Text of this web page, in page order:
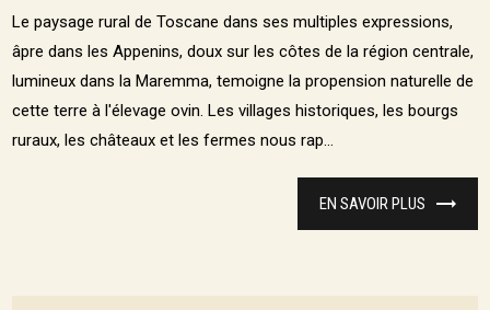
Le paysage rural de Toscane dans ses multiples expressions,
âpre dans les Appenins, doux sur les côtes de la région centrale,
lumineux dans la Maremma, temoigne la propension naturelle de
cette terre à l'élevage ovin. Les villages historiques, les bourgs
ruraux, les châteaux et les fermes nous rap...
EN SAVOIR PLUS